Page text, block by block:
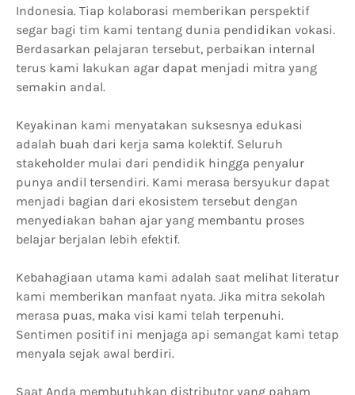
Indonesia. Tiap kolaborasi memberikan perspektif
segar bagi tim kami tentang dunia pendidikan vokasi.
Berdasarkan pelajaran tersebut, perbaikan internal
terus kami lakukan agar dapat menjadi mitra yang
semakin andal.
Keyakinan kami menyatakan suksesnya edukasi
adalah buah dari kerja sama kolektif. Seluruh
stakeholder mulai dari pendidik hingga penyalur
punya andil tersendiri. Kami merasa bersyukur dapat
menjadi bagian dari ekosistem tersebut dengan
menyediakan bahan ajar yang membantu proses
belajar berjalan lebih efektif.
Kebahagiaan utama kami adalah saat melihat literatur
kami memberikan manfaat nyata. Jika mitra sekolah
merasa puas, maka visi kami telah terpenuhi.
Sentimen positif ini menjaga api semangat kami tetap
menyala sejak awal berdiri.
Saat Anda membutuhkan distributor yang paham